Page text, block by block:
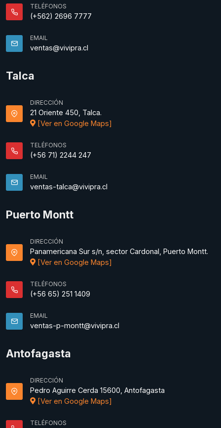
TELÉFONOS
(+562) 2696 7777
EMAIL
ventas@vivipra.cl
Talca
DIRECCIÓN
21 Oriente 450, Talca.
[Ver en Google Maps]
TELÉFONOS
(+56 71) 2244 247
EMAIL
ventas-talca@vivipra.cl
Puerto Montt
DIRECCIÓN
Panamericana Sur s/n, sector Cardonal, Puerto Montt.
[Ver en Google Maps]
TELÉFONOS
(+56 65) 251 1409
EMAIL
ventas-p-montt@vivipra.cl
Antofagasta
DIRECCIÓN
Pedro Aguirre Cerda 15600, Antofagasta
[Ver en Google Maps]
TELÉFONOS